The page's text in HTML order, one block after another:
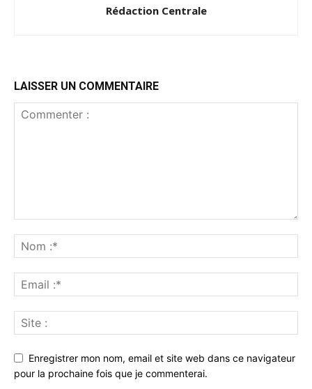
Rédaction Centrale
LAISSER UN COMMENTAIRE
Enregistrer mon nom, email et site web dans ce navigateur
pour la prochaine fois que je commenterai.